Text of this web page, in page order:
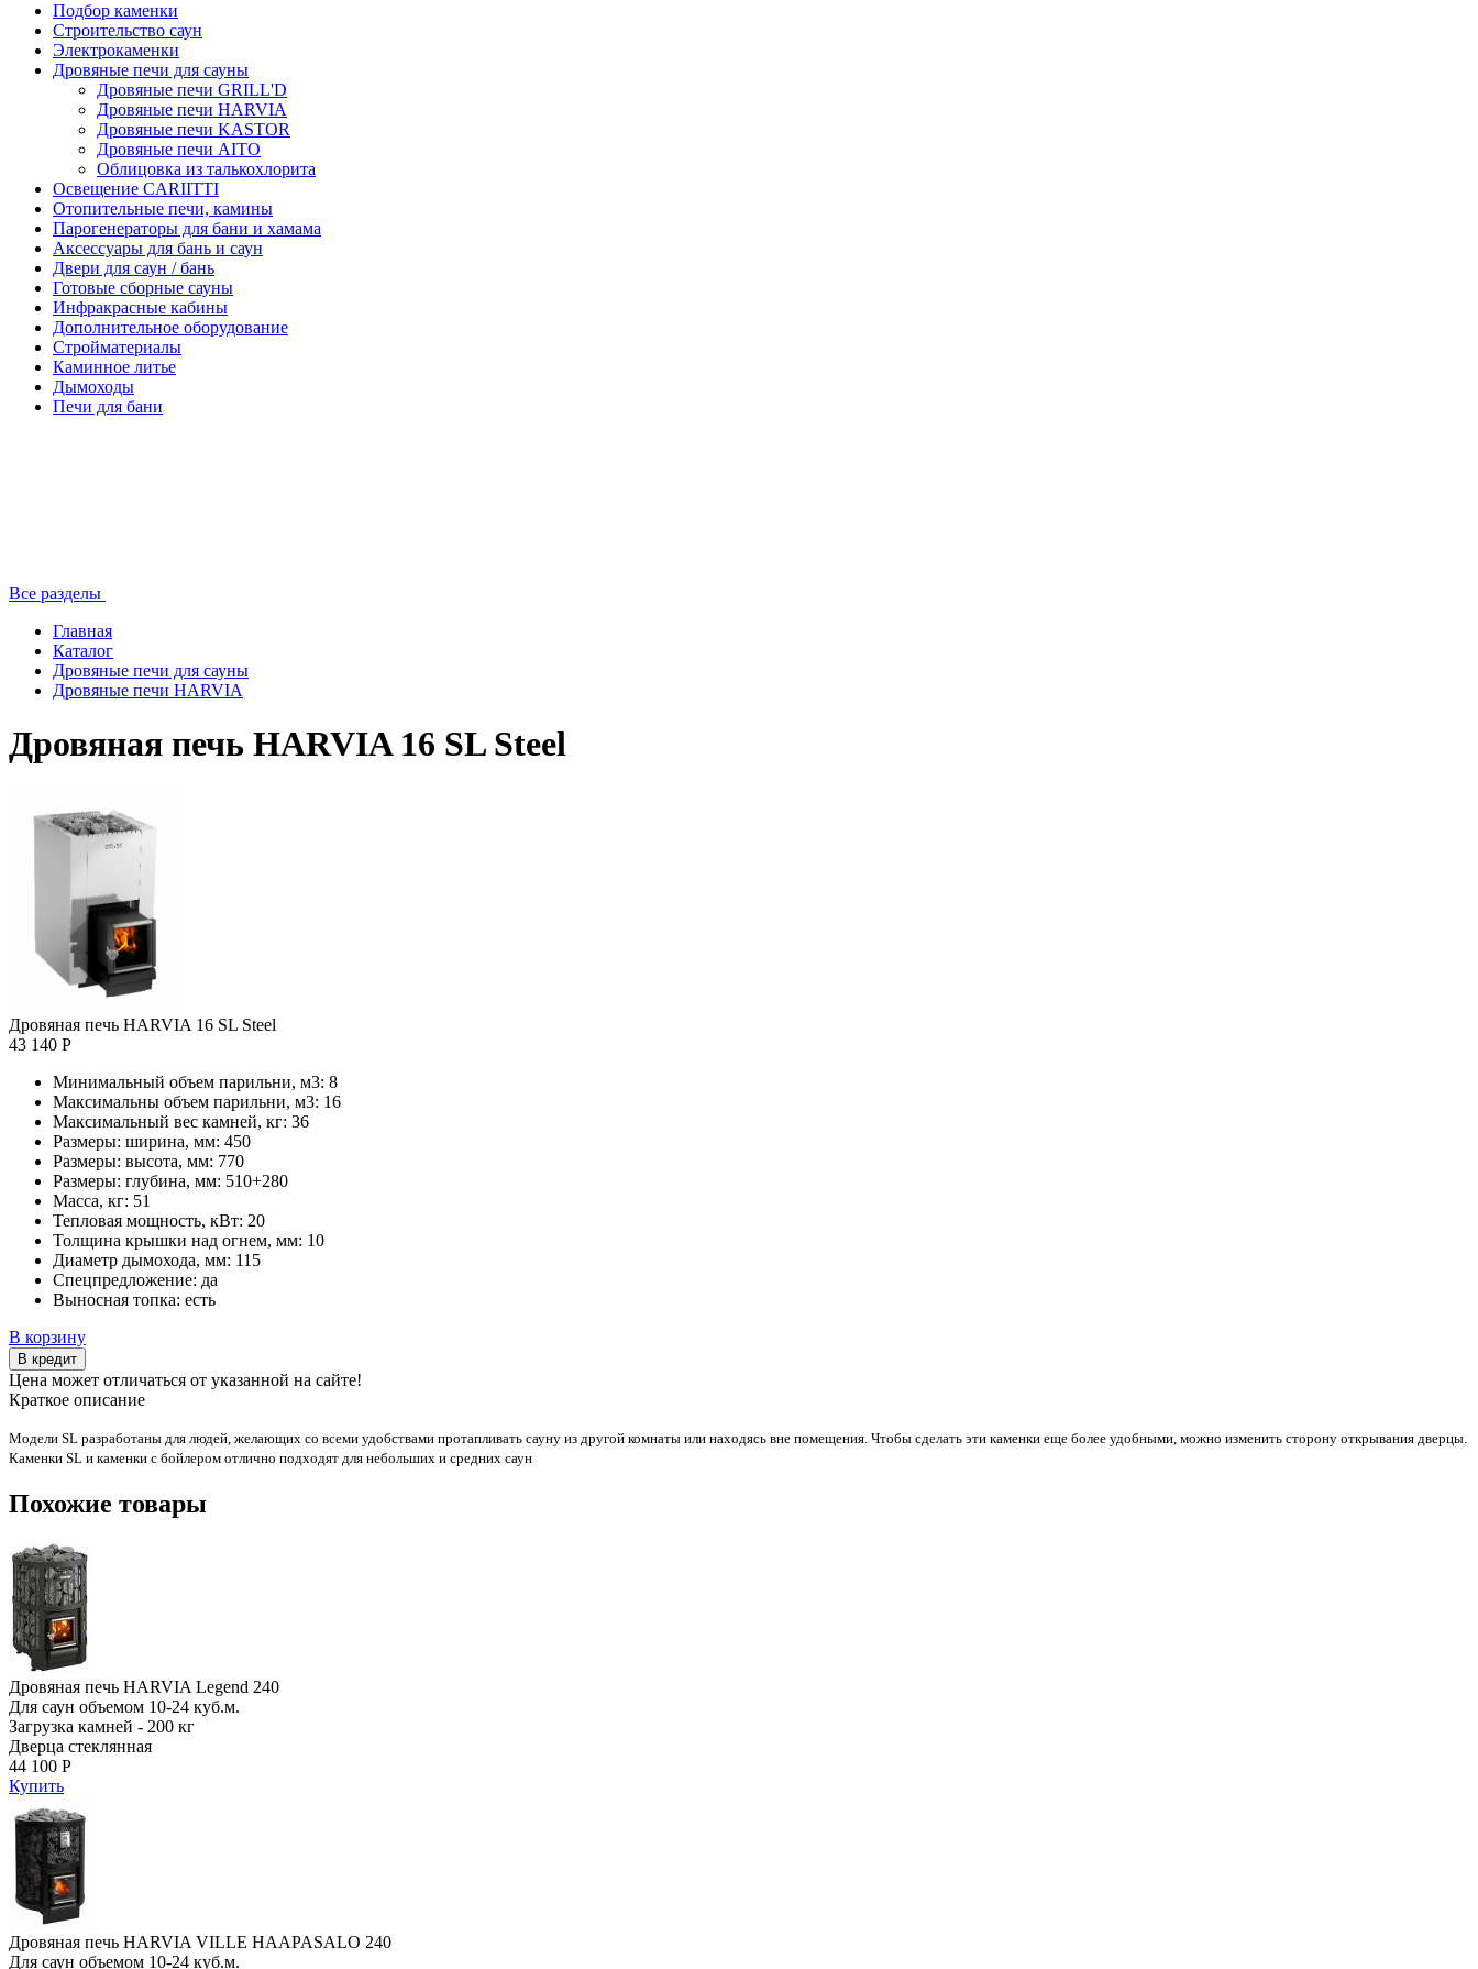
Подбор каменки
Строительство саун
Электрокаменки
Дровяные печи для сауны
Дровяные печи GRILL'D
Дровяные печи HARVIA
Дровяные печи KASTOR
Дровяные печи AITO
Облицовка из талькохлорита
Освещение CARIITTI
Отопительные печи, камины
Парогенераторы для бани и хамама
Аксессуары для бань и саун
Двери для саун / бань
Готовые сборные сауны
Инфракрасные кабины
Дополнительное оборудование
Стройматериалы
Каминное литье
Дымоходы
Печи для бани
Все разделы
Главная
Каталог
Дровяные печи для сауны
Дровяные печи HARVIA
Дровяная печь HARVIA 16 SL Steel
Дровяная печь HARVIA 16 SL Steel
43 140 Р
Минимальный объем парильни, м3: 8
Максимальны объем парильни, м3: 16
Максимальный вес камней, кг: 36
Размеры: ширина, мм: 450
Размеры: высота, мм: 770
Размеры: глубина, мм: 510+280
Масса, кг: 51
Тепловая мощность, кВт: 20
Толщина крышки над огнем, мм: 10
Диаметр дымохода, мм: 115
Спецпредложение: да
Выносная топка: есть
В корзину
В кредит
Цена может отличаться от указанной на сайте!
Краткое описание
Модели SL разработаны для людей, желающих со всеми удобствами протапливать сауну из другой комнаты или находясь вне помещения. Чтобы сделать эти каменки еще более удобными, можно изменить сторону открывания дверцы.
Каменки SL и каменки с бойлером отлично подходят для небольших и средних саун
Похожие товары
Дровяная печь HARVIA Legend 240
Для саун объемом 10-24 куб.м.
Загрузка камней - 200 кг
Дверца стеклянная
44 100 Р
Купить
Дровяная печь HARVIA VILLE HAAPASALO 240
Для саун объемом 10-24 куб.м.